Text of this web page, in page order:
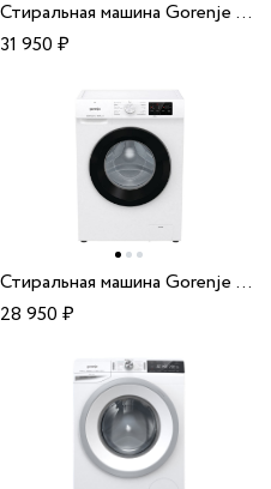
Стиральная машина Gorenje W2NHPI72SCS
31 950₽
Стиральная машина Gorenje W1NHPI60SCS
28 950₽